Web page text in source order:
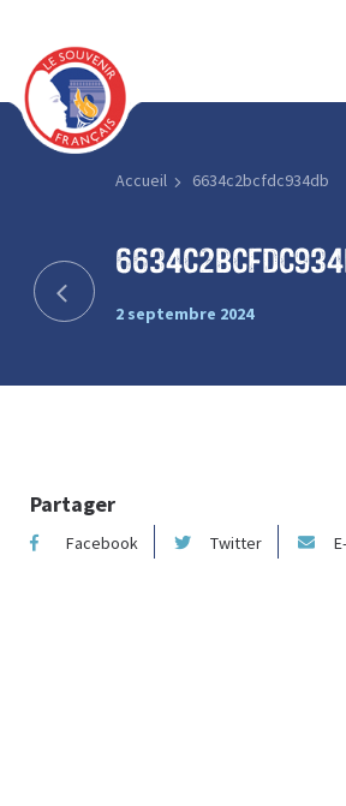
Accueil 6634c2bcfdc934db
2 septembre 2024
Partager
Facebook Twitter